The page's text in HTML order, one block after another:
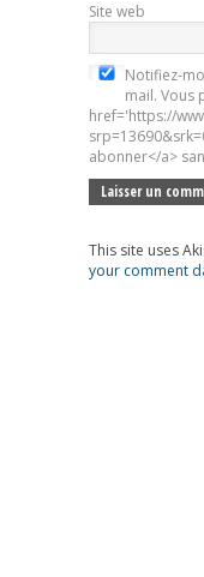
Site web
Notifiez-
mail. Vous
href='https://
abonner</a>
This site uses
your comment